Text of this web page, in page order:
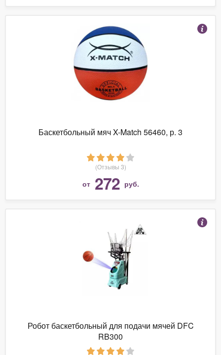
Баскетбольный мяч X-Match 56460, р. 3
(Отзывы 3)
от 272 руб.
Робот баскетбольный для подачи мячей DFC
RB300